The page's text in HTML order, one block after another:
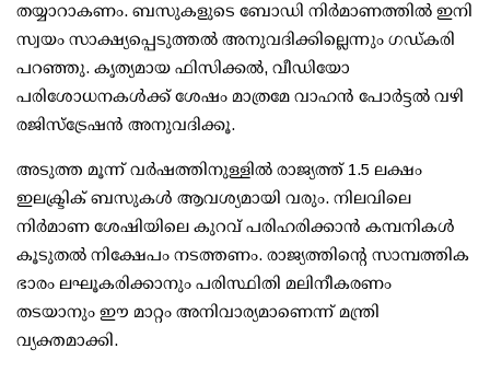
തയ്യാറാകണം. ബസുകളുടെ ബോഡി നിര്‍മാണത്തില്‍ ഇനി
സ്വയം സാക്ഷ്യപ്പെടുത്തല്‍ അനുവദിക്കില്ലെന്നും ഗഡ്കരി
പറഞ്ഞു. കൃത്യമായ ഫിസിക്കല്‍, വീഡിയോ
പരിശോധനകള്‍ക്ക് ശേഷം മാത്രമേ വാഹന്‍ പോര്‍ട്ടല്‍ വഴി
രജിസ്ട്രേഷന്‍ അനുവദിക്കൂ.
അടുത്ത മൂന്ന് വര്‍ഷത്തിനുള്ളില്‍ രാജ്യത്ത് 1.5 ലക്ഷം
ഇലക്ട്രിക് ബസുകള്‍ ആവശ്യമായി വരും. നിലവിലെ
നിര്‍മാണ ശേഷിയിലെ കുറവ് പരിഹരിക്കാന്‍ കമ്പനികള്‍
കൂടുതല്‍ നിക്ഷേപം നടത്തണം. രാജ്യത്തിന്റെ സാമ്പത്തിക
ഭാരം ലഘൂകരിക്കാനും പരിസ്ഥിതി മലിനീകരണം
തടയാനും ഈ മാറ്റം അനിവാര്യമാണെന്ന് മന്ത്രി
വ്യക്തമാക്കി.